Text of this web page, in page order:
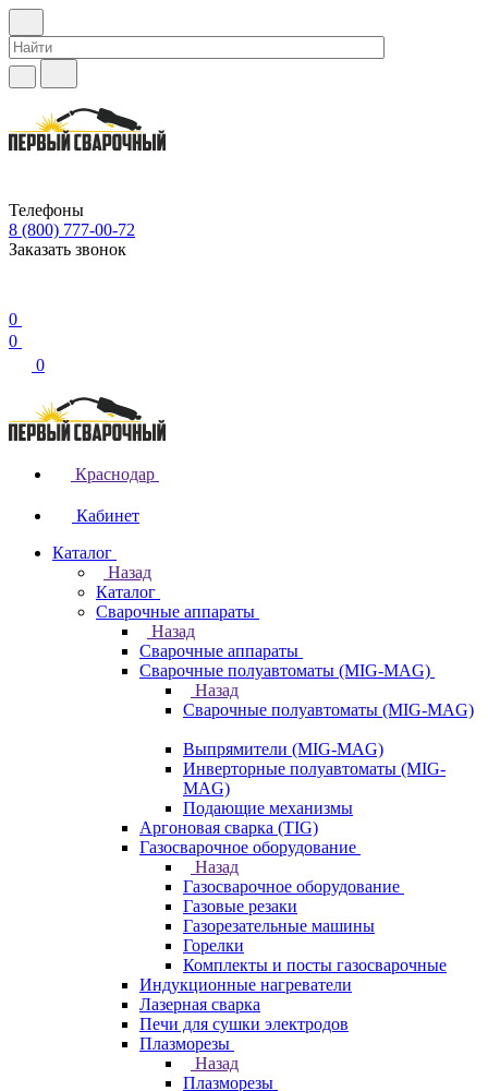
Телефоны
8 (800) 777-00-72
Заказать звонок
0
0
0
Краснодар
Кабинет
Каталог
Назад
Каталог
Сварочные аппараты
Назад
Сварочные аппараты
Сварочные полуавтоматы (MIG-MAG)
Назад
Сварочные полуавтоматы (MIG-MAG)
Выпрямители (MIG-MAG)
Инверторные полуавтоматы (MIG-
MAG)
Подающие механизмы
Аргоновая сварка (TIG)
Газосварочное оборудование
Назад
Газосварочное оборудование
Газовые резаки
Газорезательные машины
Горелки
Комплекты и посты газосварочные
Индукционные нагреватели
Лазерная сварка
Печи для сушки электродов
Плазморезы
Назад
Плазморезы